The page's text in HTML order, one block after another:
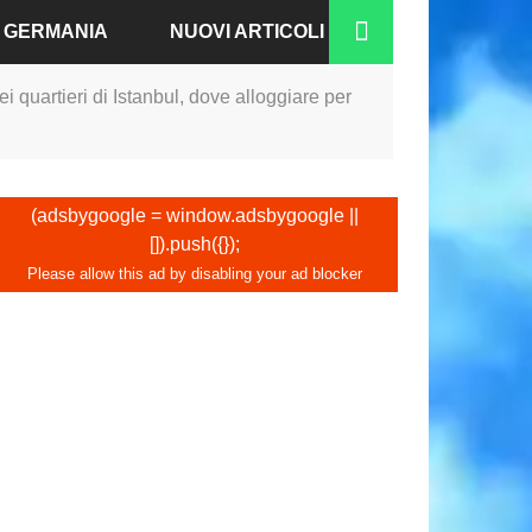
NUOVI ARTICOLI
quartieri di Istanbul, dove alloggiare per
(adsbygoogle = window.adsbygoogle ||
[]).push({});